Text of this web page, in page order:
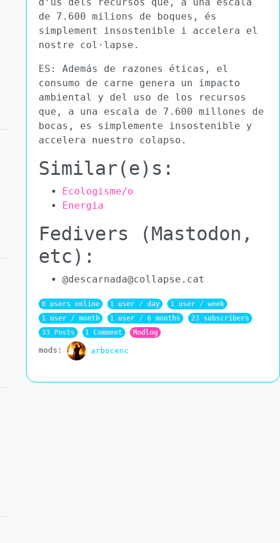
de 7.600 milions de boques, és
simplement insostenible i accelera el
nostre col·lapse.
ES: Además de razones éticas, el
consumo de carne genera un impacto
ambiental y del uso de los recursos
que, a una escala de 7.600 millones de
bocas, es simplemente insostenible y
accelera nuestro colapso.
Similar(e)s:
Ecologisme/o
Energia
Fedivers (Mastodon,
etc):
@descarnada@collapse.cat
0 users online 1 user /day 1 user / week
1 user / month 1 user /6 months
23 subscribers
33 Posts
1 Comment Modlog
mods : arbocenc